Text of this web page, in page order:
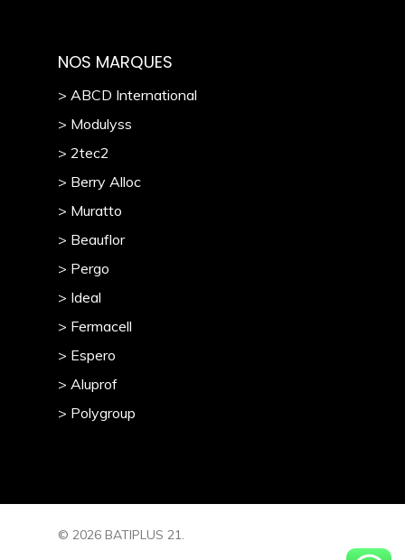
NOS MARQUES
> ABCD International
> Modulyss
> 2tec2
> Berry Alloc
> Muratto
> Beauflor
> Pergo
> Ideal
> Fermacell
> Espero
> Aluprof
> Polygroup
© 2026 BATIPLUS 21.